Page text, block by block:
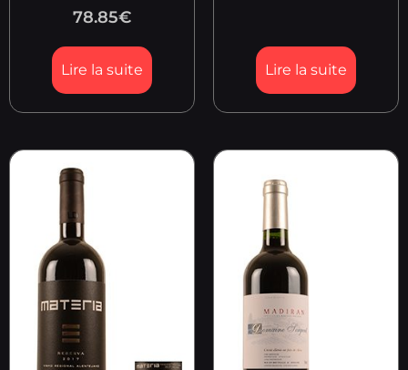
78.85€
Lire la suite Lire la suite